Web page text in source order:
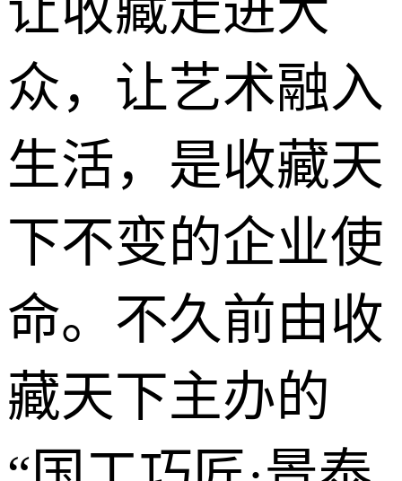
众，让艺术融入
生活，是收藏天
下不变的企业使
命。不久前由收
藏天下主办的